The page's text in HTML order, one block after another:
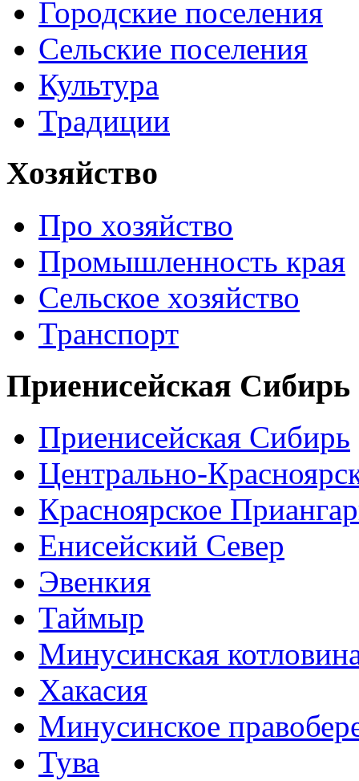
Городские поселения
Сельские поселения
Культура
Традиции
Хозяйство
Про хозяйство
Промышленность края
Сельское хозяйство
Транспорт
Приенисейская Сибирь
Приенисейская Сибирь
Центрально-
Красноярское
Енисейский Север
Эвенкия
Таймыр
Минусинская
Хакасия
Минусинское
Тува